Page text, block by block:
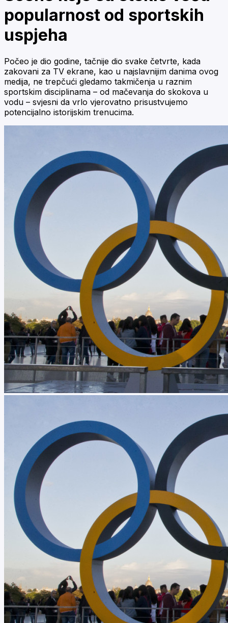
popularnost od sportskih
uspjeha
Počeo je dio godine, tačnije dio svake četvrte, kada
zakovani za TV ekrane, kao u najslavnijim danima ovog
medija, ne trepčući gledamo takmičenja u raznim
sportskim disciplinama – od mačevanja do skokova u
vodu – svjesni da vrlo vjerovatno prisustvujemo
potencijalno istorijskim trenucima.